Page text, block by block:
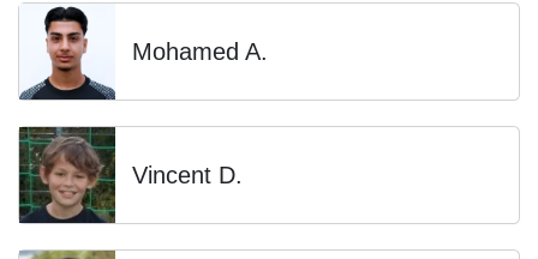
Mohamed A.
Vincent D.